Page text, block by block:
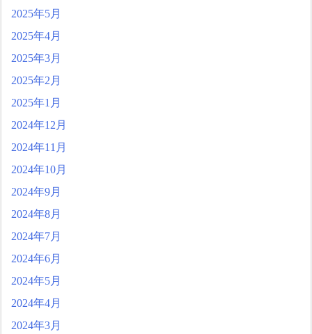
2025年5月
2025年4月
2025年3月
2025年2月
2025年1月
2024年12月
2024年11月
2024年10月
2024年9月
2024年8月
2024年7月
2024年6月
2024年5月
2024年4月
2024年3月